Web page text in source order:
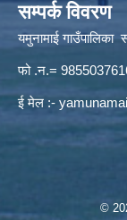
सम्पर्क विवरण
यमुनामाई
फो .न.=
ई मेल :-
©